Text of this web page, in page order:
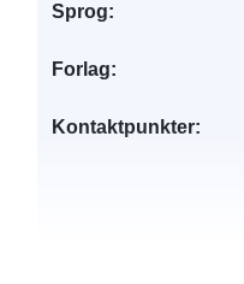
Sprog:
Forlag:
Kontaktpunkter: